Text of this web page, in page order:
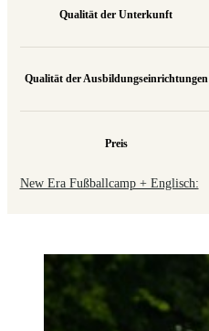
Qualität der Unterkunft
Qualität der Ausbildungseinrichtungen
Preis
New Era Fußballcamp + Englisch: